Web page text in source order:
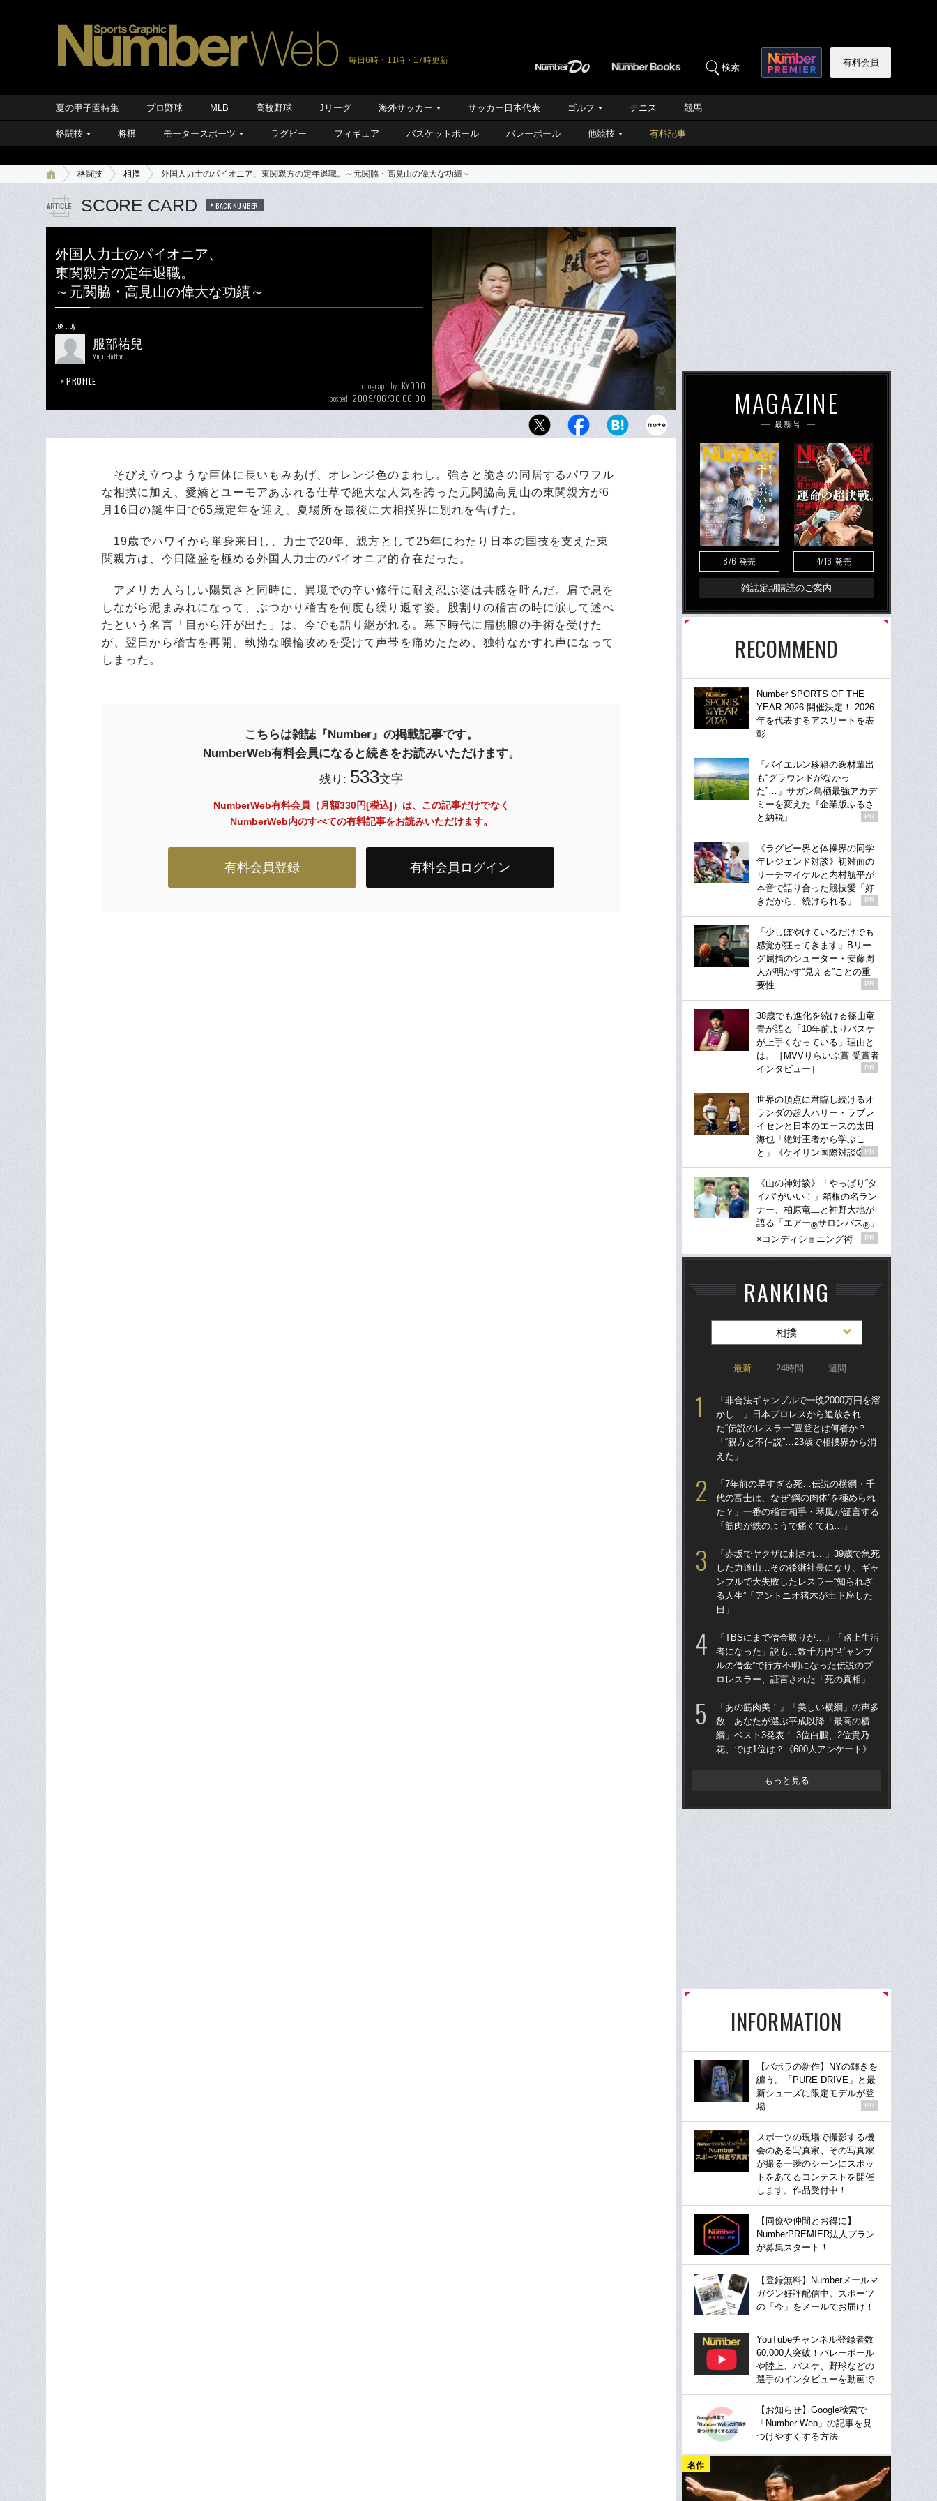
毎日6時・11時・17時更新
検索 有料会員
夏の甲子園特集 プロ野球 MLB 高校野球 Jリーグ 海外サッカー サッカー日本代表 ゴルフ テニス 競馬
格闘技 将棋 モータースポーツ ラグビー フィギュア バスケットボール バレーボール 他競技 有料記事
格闘技 相撲 外国人力士のパイオニア、東関親方の定年退職。～元関脇・高見山の偉大な功績～
SCORE CARD BACK NUMBER
外国人力士のパイオニア、
東関親方の定年退職。
～元関脇・高見山の偉大な功績～
text by
服部祐兒
Yuji Hattori
PROFILE photograph by KYODO
posted 2009/06/30 06:00
そびえ立つような巨体に長いもみあげ、オレンジ色のまわし。強さと脆さの同居するパワフル
な相撲に加え、愛嬌とユーモアあふれる仕草で絶大な人気を誇った元関脇高見山の東関親方が6
月16日の誕生日で65歳定年を迎え、夏場所を最後に大相撲界に別れを告げた。
19歳でハワイから単身来日し、力士で20年、親方として25年にわたり日本の国技を支えた東
関親方は、今日隆盛を極める外国人力士のパイオニア的存在だった。
アメリカ人らしい陽気さと同時に、異境での辛い修行に耐え忍ぶ姿は共感を呼んだ。肩で息を
しながら泥まみれになって、ぶつかり稽古を何度も繰り返す姿。股割りの稽古の時に涙して述べ
たという名言「目から汗が出た」は、今でも語り継がれる。幕下時代に扁桃腺の手術を受けた
が、翌日から稽古を再開。執拗な喉輪攻めを受けて声帯を痛めたため、独特なかすれ声になって
しまった。
こちらは雑誌『Number』の掲載記事です。
NumberWeb有料会員になると続きをお読みいただけます。
残り: 533文字
NumberWeb有料会員（月額330円[税込]）は、この記事だけでなく
NumberWeb内のすべての有料記事をお読みいただけます。
有料会員登録 有料会員ログイン
MAGAZINE
最新号
8/6 発売 4/16 発売
雑誌定期購読のご案内
RECOMMEND
Number SPORTS OF THE
YEAR 2026 開催決定！ 2026
年を代表するアスリートを表
彰
「バイエルン移籍の逸材輩出
も“グラウンドがなかっ
た”…」サガン鳥栖最強アカデ
ミーを変えた『企業版ふるさ
と納税』
PR
《ラグビー界と体操界の同学
年レジェンド対談》初対面の
リーチマイケルと内村航平が
本音で語り合った競技愛「好
きだから、続けられる」
PR
「少しぼやけているだけでも
感覚が狂ってきます」Bリー
グ屈指のシューター・安藤周
人が明かす“見える”ことの重
要性
PR
38歳でも進化を続ける篠山竜
青が語る「10年前よりバスケ
が上手くなっている」理由と
は。［MVVりらいぶ賞 受賞者
インタビュー］
PR
世界の頂点に君臨し続けるオ
ランダの超人ハリー・ラブレ
イセンと日本のエースの太田
海也「絶対王者から学ぶこ
と」《ケイリン国際対談②》
PR
《山の神対談》「やっぱり“タ
イパ”がいい！」箱根の名ラン
ナー、柏原竜二と神野大地が
語る「エアー®サロンパス® 」
×コンディショニング術
PR
RANKING
相撲
最新 24時間 週間
「非合法ギャンブルで一晩2000万円を溶
かし…」日本プロレスから追放され
た“伝説のレスラー”豊登とは何者か？
「“親方と不仲説”…23歳で相撲界から消
えた」
「7年前の早すぎる死…伝説の横綱・千
代の富士は、なぜ“鋼の肉体”を極められ
た？」一番の稽古相手・琴風が証言する
「筋肉が鉄のようで痛くてね…」
「赤坂でヤクザに刺され…」39歳で急死
した力道山…その後継社長になり、ギャ
ンブルで大失敗したレスラー“知られざ
る人生”「アントニオ猪木が土下座した
日」
「TBSにまで借金取りが…」「路上生活
者になった」説も…数千万円“ギャンブ
ルの借金”で行方不明になった伝説のプ
ロレスラー、証言された「死の真相」
「あの筋肉美！」「美しい横綱」の声多
数…あなたが選ぶ平成以降「最高の横
綱」ベスト3発表！ 3位白鵬、2位貴乃
花、では1位は？《600人アンケート》
もっと見る
INFORMATION
【バボラの新作】NYの輝きを
纏う。「PURE DRIVE」と最
新シューズに限定モデルが登
場
PR
スポーツの現場で撮影する機
会のある写真家、その写真家
が撮る一瞬のシーンにスポッ
トをあてるコンテストを開催
します。作品受付中！
【同僚や仲間とお得に】
NumberPREMIER法人プラン
が募集スタート！
【登録無料】Numberメールマ
ガジン好評配信中。スポーツ
の「今」をメールでお届け！
YouTubeチャンネル登録者数
60,000人突破！バレーボール
や陸上、バスケ、野球などの
選手のインタビューを動画で
【お知らせ】Google検索で
「Number Web」の記事を見
つけやすくする方法
名作